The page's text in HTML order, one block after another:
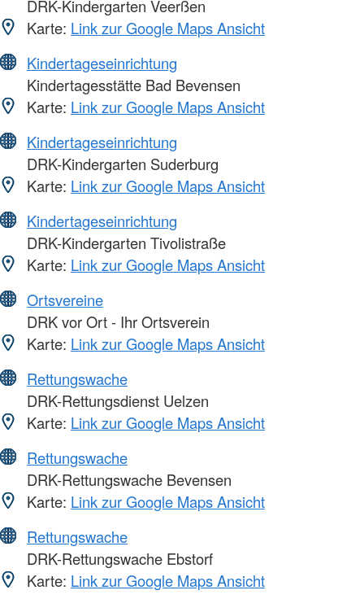
DRK-Kindergarten Veerßen
Karte: Link zur Google Maps Ansicht
Kindertageseinrichtung
Kindertagesstätte Bad Bevensen
Karte: Link zur Google Maps Ansicht
Kindertageseinrichtung
DRK-Kindergarten Suderburg
Karte: Link zur Google Maps Ansicht
Kindertageseinrichtung
DRK-Kindergarten Tivolistraße
Karte: Link zur Google Maps Ansicht
Ortsvereine
DRK vor Ort - Ihr Ortsverein
Karte: Link zur Google Maps Ansicht
Rettungswache
DRK-Rettungsdienst Uelzen
Karte: Link zur Google Maps Ansicht
Rettungswache
DRK-Rettungswache Bevensen
Karte: Link zur Google Maps Ansicht
Rettungswache
DRK-Rettungswache Ebstorf
Karte: Link zur Google Maps Ansicht